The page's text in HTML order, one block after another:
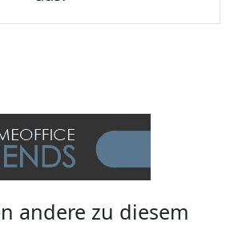
andere zu diesem